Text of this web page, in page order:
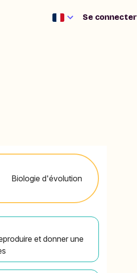
Se connecter
Biologie d'évolution
et donner une